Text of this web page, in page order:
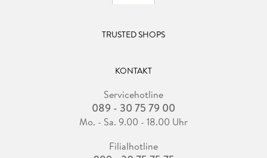
TRUSTED SHOPS
KONTAKT
Servicehotline
089 - 30 75 79 00
Mo. - Sa. 9.00 - 18.00 Uhr
Filialhotline